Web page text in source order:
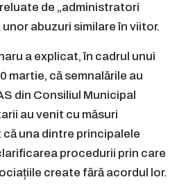
de „administratori
abuzuri similare în viitor.
a explicat, în cadrul unui
martie, că semnalările au
din Consiliul Municipal
au venit cu măsuri
una dintre principalele
procedurii prin care
create fără acordul lor.